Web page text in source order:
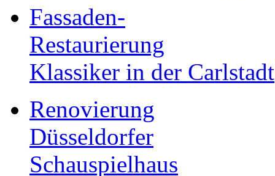
Fassaden-
Restaurierung
Klassiker in der Carlstadt
Renovierung
Düsseldorfer
Schauspielhaus